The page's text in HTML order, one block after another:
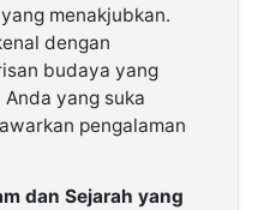
menakjubkan.
dengan
budaya yang
yang suka
pengalaman
dan Sejarah yang